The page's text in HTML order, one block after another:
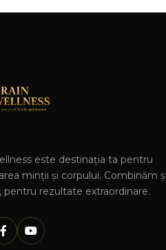
este destinația ta pentru
minții și corpului. Combinăm
pentru rezultate extraordinare.